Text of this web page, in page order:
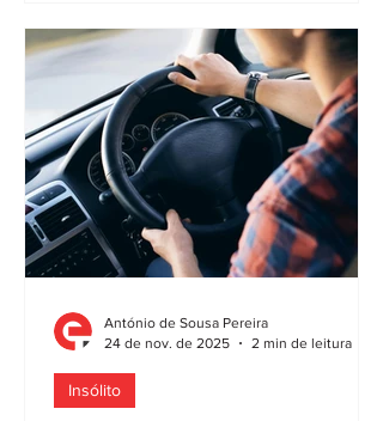
jornalistas franceses Nicolas Meunier e
Martin Coulomb, que percorreram
20,832 km, e descreveram as 76
curvas, do incontornável
Insólito
António de Sousa Pereira
24 de nov. de 2025
2 min de leitura